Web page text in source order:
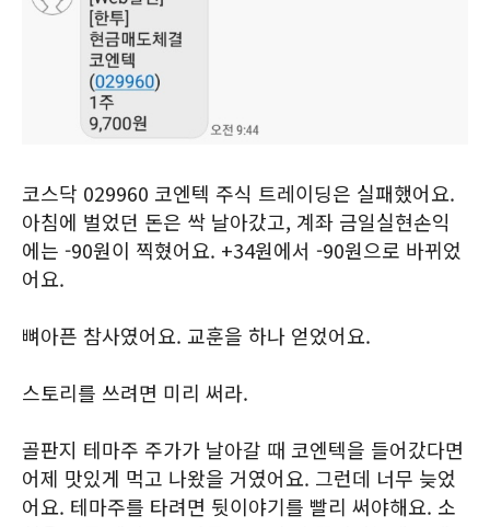
코스닥 029960 코엔텍 주식 트레이딩은 실패했어요.
아침에 벌었던 돈은 싹 날아갔고, 계좌 금일실현손익
에는 -90원이 찍혔어요. +34원에서 -90원으로 바뀌었
어요.
뼈아픈 참사였어요. 교훈을 하나 얻었어요.
스토리를 쓰려면 미리 써라.
골판지 테마주 주가가 날아갈 때 코엔텍을 들어갔다면
어제 맛있게 먹고 나왔을 거였어요. 그런데 너무 늦었
어요. 테마주를 타려면 뒷이야기를 빨리 써야해요. 소